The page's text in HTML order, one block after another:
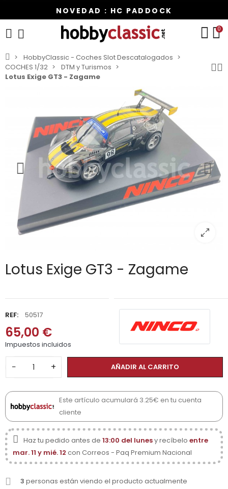
NOVEDAD : HC PADDOCK
0
HobbyClassic - Coches Slot Descatalogados
COCHES 1/32
DTM y Turismos
Lotus Exige GT3 - Zagame
Lotus Exige GT3 - Zagame
REF: 50517
65,00 €
Impuestos incluidos
− + AÑADIR AL CARRITO
Este artículo acumulará 3.25€ en tu cuenta
cliente
Haz tu pedido antes de 13:00 del lunesy recíbelo entre
mar. 11 y mié. 12 con Correos - Paq Premium Nacional
3 personas están viendo el producto actualmente